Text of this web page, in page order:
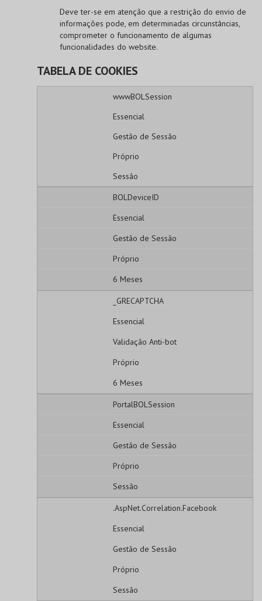
Deve ter-se em atenção que a restrição do envio de
informações pode, em determinadas circunstâncias,
comprometer o funcionamento de algumas
funcionalidades do website.
TABELA DE COOKIES
wwwBOLSession
Essencial
Gestão de Sessão
Próprio
Sessão
BOLDeviceID
Essencial
Gestão de Sessão
Próprio
6 Meses
_GRECAPTCHA
Essencial
Validação Anti-bot
Próprio
6 Meses
PortalBOLSession
Essencial
Gestão de Sessão
Próprio
Sessão
.AspNet.Correlation.Facebook
Essencial
Gestão de Sessão
Próprio
Sessão